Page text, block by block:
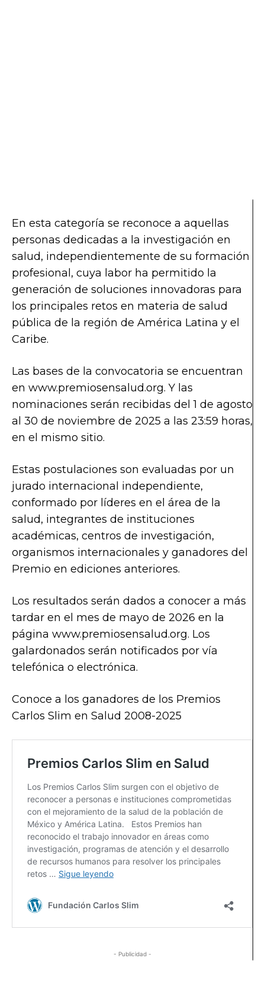
En esta categoría se reconoce a aquellas
personas dedicadas a la investigación en
salud, independientemente de su formación
profesional, cuya labor ha permitido la
generación de soluciones innovadoras para
los principales retos en materia de salud
pública de la región de América Latina y el
Caribe.
Las bases de la convocatoria se encuentran
en www.premiosensalud.org. Y las
nominaciones serán recibidas del 1 de agosto
al 30 de noviembre de 2025 a las 23:59 horas,
en el mismo sitio.
Estas postulaciones son evaluadas por un
jurado internacional independiente,
conformado por líderes en el área de la
salud, integrantes de instituciones
académicas, centros de investigación,
organismos internacionales y ganadores del
Premio en ediciones anteriores.
Los resultados serán dados a conocer a más
tardar en el mes de mayo de 2026 en la
página www.premiosensalud.org. Los
galardonados serán notificados por vía
telefónica o electrónica.
Conoce a los ganadores de los Premios
Carlos Slim en Salud 2008-2025
- Publicidad -